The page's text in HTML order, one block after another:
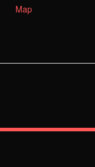
Map